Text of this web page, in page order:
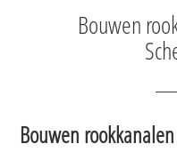
Bouwen
Bouwen rookkanalen